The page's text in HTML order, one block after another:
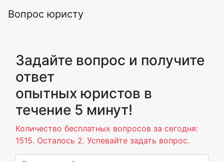
Вопрос юристу
Задайте вопрос и получите
ответ
опытных юристов в
течение 5 минут!
Количество бесплатных вопросов за сегодня:
1515. Осталось 2. Успевайте задать вопрос.